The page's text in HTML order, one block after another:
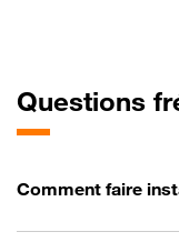
Questions
Comment faire